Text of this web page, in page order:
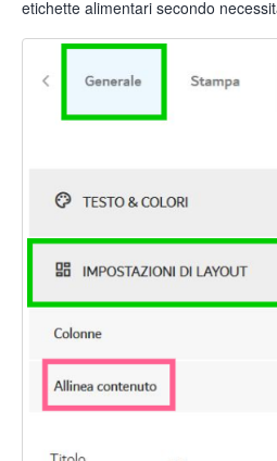
etichette alimentari secondo